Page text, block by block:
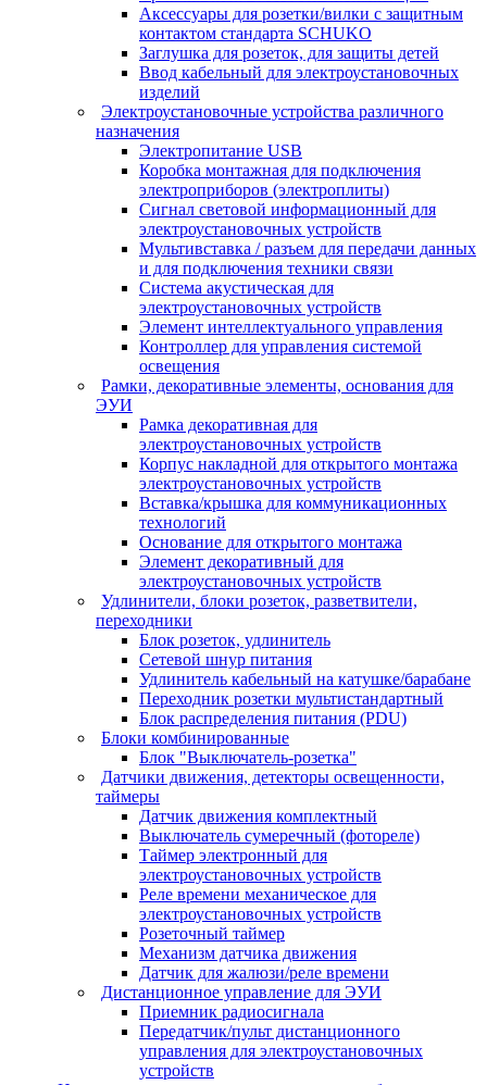
Аксессуары для розетки/вилки с защитным
контактом стандарта SCHUKO
Заглушка для розеток, для защиты детей
Ввод кабельный для электроустановочных
изделий
Электроустановочные устройства различного
назначения
Электропитание USB
Коробка монтажная для подключения
электроприборов (электроплиты)
Сигнал световой информационный для
электроустановочных устройств
Мультивставка / разъем для передачи данных
и для подключения техники связи
Система акустическая для
электроустановочных устройств
Элемент интеллектуального управления
Контроллер для управления системой
освещения
Рамки, декоративные элементы, основания для
ЭУИ
Рамка декоративная для
электроустановочных устройств
Корпус накладной для открытого монтажа
электроустановочных устройств
Вставка/крышка для коммуникационных
технологий
Основание для открытого монтажа
Элемент декоративный для
электроустановочных устройств
Удлинители, блоки розеток, разветвители,
переходники
Блок розеток, удлинитель
Сетевой шнур питания
Удлинитель кабельный на катушке/барабане
Переходник розетки мультистандартный
Блок распределения питания (PDU)
Блоки комбинированные
Блок "Выключатель-розетка"
Датчики движения, детекторы освещенности,
таймеры
Датчик движения комплектный
Выключатель сумеречный (фотореле)
Таймер электронный для
электроустановочных устройств
Реле времени механическое для
электроустановочных устройств
Розеточный таймер
Механизм датчика движения
Датчик для жалюзи/реле времени
Дистанционное управление для ЭУИ
Приемник радиосигнала
Передатчик/пульт дистанционного
управления для электроустановочных
устройств